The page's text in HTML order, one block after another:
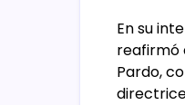
En su
reafirmó
Pardo,